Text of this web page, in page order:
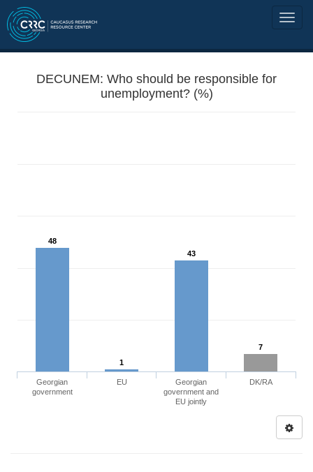
DECUNEM: Who should be responsible for
unemployment? (%)
48
1
43
7
Georgian
government
EU
Georgian
government and
EU jointly
DK/RA